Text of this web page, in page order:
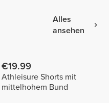
Alles
ansehen
€19.99
Athleisure Shorts mit
mittelhohem Bund